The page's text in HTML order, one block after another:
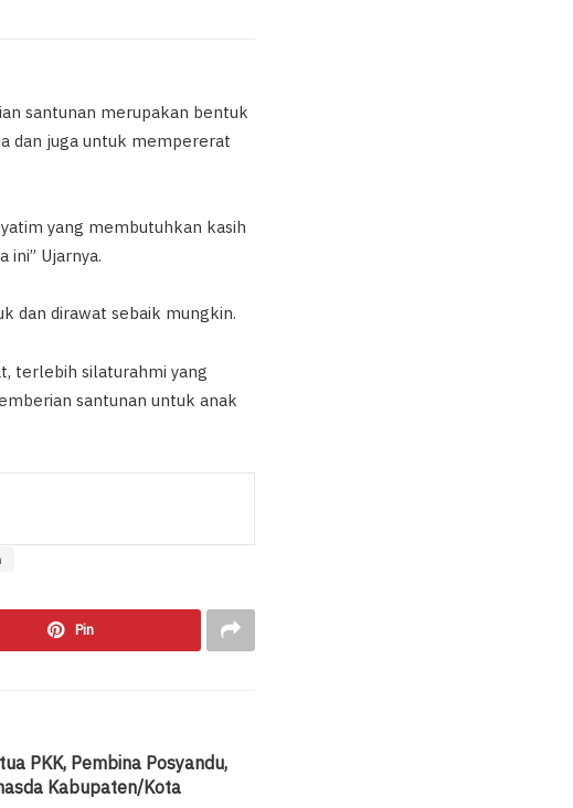
santunan merupakan bentuk
dan juga untuk mempererat
yang membutuhkan kasih
ini” Ujarnya.
dan dirawat sebaik mungkin.
terlebih silaturahmi yang
santunan untuk anak
Pin
PKK, Pembina Posyandu,
Kabupaten/Kota